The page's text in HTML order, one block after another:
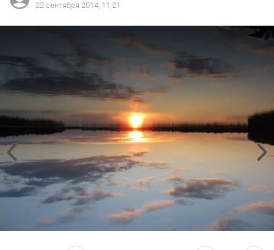
22 сентября 2014, 11:21